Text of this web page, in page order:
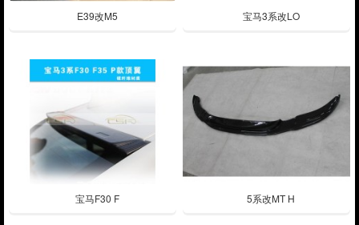
E39改M5 宝马3系改LO
宝马F30 F 5系改MT H